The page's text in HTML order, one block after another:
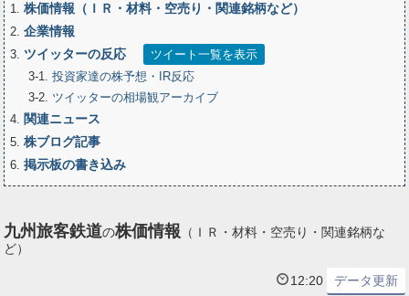
1 株価情報（ＩＲ・材料・空売り・関連銘柄など）
2 企業情報
3 ツイッターの反応
ツイート一覧を表示
3-1 投資家達の株予想・IR反応
3-2 ツイッターの相場観アーカイブ
4
関連ニュース
5 株ブログ記事
6 掲示板の書き込み
九州旅客鉄道の株価情報 （ＩＲ・材料・空売り・関連銘柄な
ど）
12:20 データ更新